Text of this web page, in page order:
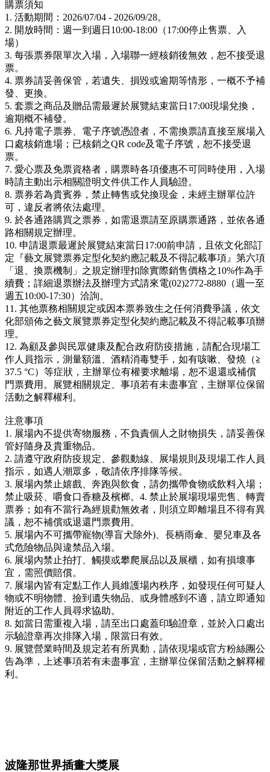
購票須知
1. 活動期間：2026/07/04 - 2026/09/28。
2. 開放時間：週一到週日10:00-18:00（17:00停止售票、入
場）
3. 每張票券限單次入場，入場聯一經核銷後無效，恕不接受退
票。
4. 票券請妥善保管，若遺失、損毀或逾期等情形，一概不予補
發、更換。
5. 套票之商品及贈品需最遲於展覽結束當日17:00現場兌換，
逾期概不補發。
6. 凡持電子票券、電子序號憑證者，不需換票請直接至展場入
口處核銷進場；已核銷之QR code及電子序號，恕不接受退
票。
7. 愛心票及免票資格者，購票時各項優惠不可同時使用，入場
時請主動出示相關證明文件供工作人員驗證。
8. 票券若為貴賓券，禁止轉售或兌換現金，未經主辦單位許
可，違反者將依法處理。
9. 於各通路購買之票券，如需退票請至原購票通路，並依各通
路相關規定辦理。
10. 申請退票最遲於展覽結束當日17:00前申請，且依文化部訂
定『藝文展覽票券定型化契約應記載及不得記載事項』第六項
「退、換票機制」之規定辦理扣除實際銷售價格之10%作為手
續費；詳細退票辦法及辦理方式請來電(02)2772-8880（週一至
週五10:00-17:30）洽詢。
11. 其他票務相關規定或因本票券致生之任何消費爭議，依文
化部頒佈之藝文展覽票券定型化契約應記載及不得記載事項辦
理。
12. 為顧及參與民眾健康及配合政府防疫措施，請配合現場工
作人員指示，測量額溫、酒精消毒雙手，如有咳嗽、發燒（≧
37.5 °C）等症狀，主辦單位有權要求離場，恕不退還或補償
門票費用。展覽相關規定、事項若有未盡事宜，主辦單位保留
活動之解釋權利。
注意事項
1. 展場內不提供寄物服務，不負責個人之財物損失，請妥善保
管好隨身及貴重物品。
2. 請遵守政府防疫規定、參觀動線、展場規則及現場工作人員
指示，如遇人潮眾多，敬請依序排隊等候。
3. 展場內禁止嬉戲、奔跑與飲食，請勿攜帶食物或飲料入場；
禁止吸菸、嚼食口香糖及檳榔。4. 禁止於展場現場兜售、轉賣
票券；如有不當行為經規勸無效者，則須立即離場且不得有異
議，恕不補償或退還門票費用。
5. 展場內不可攜帶寵物(導盲犬除外)、長柄雨傘、嬰兒車及各
式危險物品與違禁品入場。
6. 展場內禁止拍打、觸摸或攀爬展品以及展櫃，如有損壞事
宜，需照價賠償。
7. 展場內皆有定點工作人員維護場內秩序，如發現任何可疑人
物或不明物體、撿到遺失物品、或身體感到不適，請立即通知
附近的工作人員尋求協助。
8. 如當日需重複入場，請至出口處蓋印驗證章，並於入口處出
示驗證章再次排隊入場，限當日有效。
9. 展覽營業時間及規定若有所異動，請依現場或官方粉絲團公
告為準，上述事項若有未盡事宜，主辦單位保留活動之解釋權
利。
波隆那世界插畫大獎展